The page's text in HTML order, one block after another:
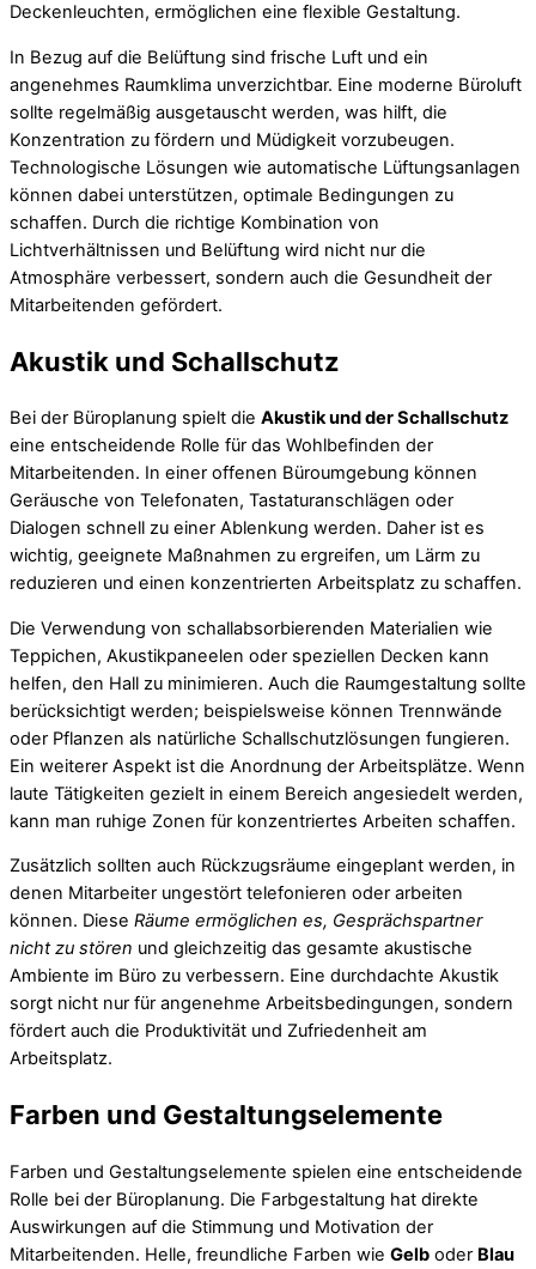
Deckenleuchten, ermöglichen eine flexible Gestaltung.
In Bezug auf die Belüftung sind frische Luft und ein
angenehmes Raumklima unverzichtbar. Eine moderne Büroluft
sollte regelmäßig ausgetauscht werden, was hilft, die
Konzentration zu fördern und Müdigkeit vorzubeugen.
Technologische Lösungen wie automatische Lüftungsanlagen
können dabei unterstützen, optimale Bedingungen zu
schaffen. Durch die richtige Kombination von
Lichtverhältnissen und Belüftung wird nicht nur die
Atmosphäre verbessert, sondern auch die Gesundheit der
Mitarbeitenden gefördert.
Akustik und Schallschutz
Bei der Büroplanung spielt die Akustik und der Schallschutz
eine entscheidende Rolle für das Wohlbefinden der
Mitarbeitenden. In einer offenen Büroumgebung können
Geräusche von Telefonaten, Tastaturanschlägen oder
Dialogen schnell zu einer Ablenkung werden. Daher ist es
wichtig, geeignete Maßnahmen zu ergreifen, um Lärm zu
reduzieren und einen konzentrierten Arbeitsplatz zu schaffen.
Die Verwendung von schallabsorbierenden Materialien wie
Teppichen, Akustikpaneelen oder speziellen Decken kann
helfen, den Hall zu minimieren. Auch die Raumgestaltung sollte
berücksichtigt werden; beispielsweise können Trennwände
oder Pflanzen als natürliche Schallschutzlösungen fungieren.
Ein weiterer Aspekt ist die Anordnung der Arbeitsplätze. Wenn
laute Tätigkeiten gezielt in einem Bereich angesiedelt werden,
kann man ruhige Zonen für konzentriertes Arbeiten schaffen.
Zusätzlich sollten auch Rückzugsräume eingeplant werden, in
denen Mitarbeiter ungestört telefonieren oder arbeiten
können. Diese Räume ermöglichen es, Gesprächspartner
nicht zu stören und gleichzeitig das gesamte akustische
Ambiente im Büro zu verbessern. Eine durchdachte Akustik
sorgt nicht nur für angenehme Arbeitsbedingungen, sondern
fördert auch die Produktivität und Zufriedenheit am
Arbeitsplatz.
Farben und Gestaltungselemente
Farben und Gestaltungselemente spielen eine entscheidende
Rolle bei der Büroplanung. Die Farbgestaltung hat direkte
Auswirkungen auf die Stimmung und Motivation der
Mitarbeitenden. Helle, freundliche Farben wie Gelb oder Blau